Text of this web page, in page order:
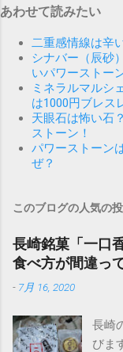
あわせて読みたい
二重感情線は辛
シナバー（辰砂
いパワーストー
ミネラルマルシ
は1000円ブレス
天眼石は怖い石
ストーン！
パワーストーン
ぜ？
このブログの人気の
長崎銘菓「一口
食べ方が間違っ
- 7月 16, 2020
長崎
びま